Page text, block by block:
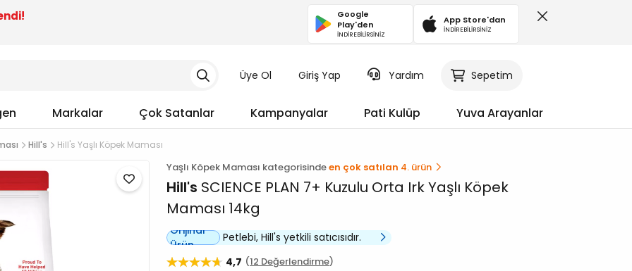
Google
Play'den
İNDİREBİLİRSİNİZ
App Store'dan
İNDİREBİLİRSİNİZ
Üye Ol Giriş Yap Yardım Sepetim
Markalar Çok Satanlar Kampanyalar Pati Kulüp Yuva Arayanlar
Hill's Hill's Yaşlı Köpek Maması
Yaşlı Köpek Maması kategorisindeen çok satılan 4. ürün
Hill's SCIENCE PLAN 7+ Kuzulu Orta Irk Yaşlı Köpek
Maması 14kg
Orijinal
Ürün
Petlebi, Hill's yetkili satıcısıdır.
4,7
12 Değerlendirme